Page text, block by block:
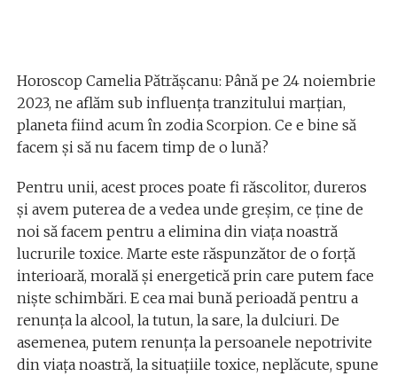
Horoscop Camelia Pătrăşcanu: Până pe 24 noiembrie
2023, ne aflăm sub influența tranzitului marțian,
planeta fiind acum în zodia Scorpion. Ce e bine să
facem și să nu facem timp de o lună?
Pentru unii, acest proces poate fi răscolitor, dureros
și avem puterea de a vedea unde greșim, ce ține de
noi să facem pentru a elimina din viața noastră
lucrurile toxice. Marte este răspunzător de o forță
interioară, morală și energetică prin care putem face
niște schimbări. E cea mai bună perioadă pentru a
renunța la alcool, la tutun, la sare, la dulciuri. De
asemenea, putem renunța la persoanele nepotrivite
din viața noastră, la situațiile toxice, neplăcute, spune